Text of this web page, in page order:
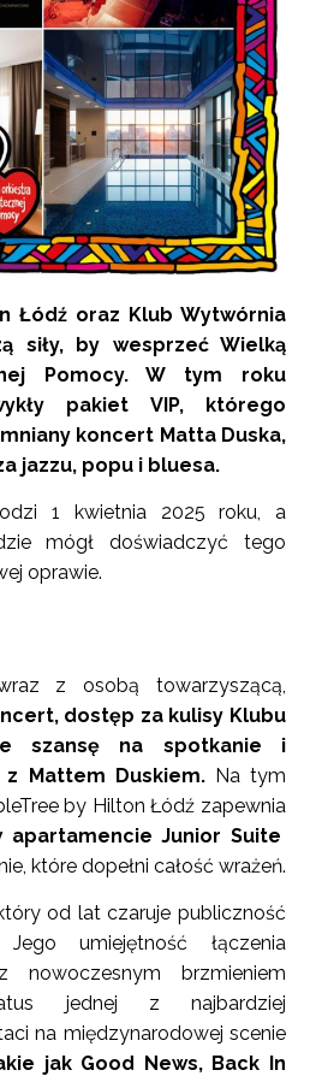
Łódź oraz Klub Wytwórnia
siły, by wesprzeć Wielką
Pomocy. W tym roku
pakiet VIP, którego
koncert Matta Duska,
jazzu, popu i bluesa.
1 kwietnia 2025 roku, a
mógł doświadczyć tego
oprawie.
z osobą towarzyszącą,
dostęp za kulisy Klubu
szansę na spotkanie i
Mattem Duskiem.Na tym
by Hilton Łódź zapewnia
apartamencie Junior Suite
które dopełni całość wrażeń.
od lat czaruje publiczność
umiejętność łączenia
nowoczesnym brzmieniem
jednej z najbardziej
na międzynarodowej scenie
jak Good News, Back In